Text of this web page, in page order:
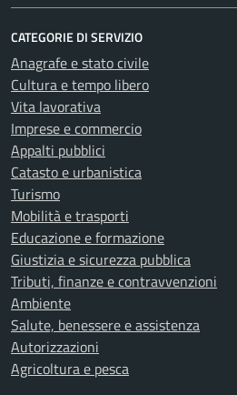
CATEGORIE DI SERVIZIO
Anagrafe e stato civile
Cultura e tempo libero
Vita lavorativa
Imprese e commercio
Appalti pubblici
Catasto e urbanistica
Turismo
Mobilità e trasporti
Educazione e formazione
Giustizia e sicurezza pubblica
Tributi, finanze e contravvenzioni
Ambiente
Salute, benessere e assistenza
Autorizzazioni
Agricoltura e pesca